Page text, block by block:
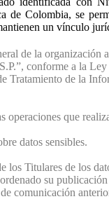
Colombia, se
un vínculo
de la
conforme a la
Tratamiento de la
operaciones que
datos sensibles.
Titulares de los
su
comunicación